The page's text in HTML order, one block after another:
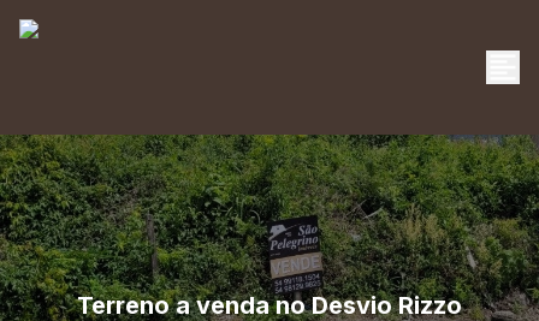
Terreno a venda no Desvio Rizzo